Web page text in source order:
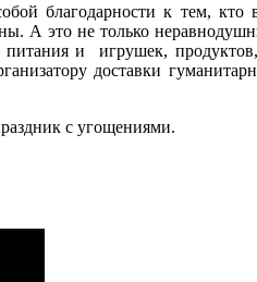
благодарности к тем,
А это не только
и игрушек,
доставки
с угощениями.